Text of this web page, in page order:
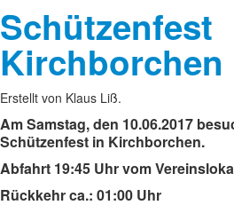
Schützenfest
Kirchborchen
Erstellt von Klaus Liß.
Am Samstag, den 10.06.2017
Schützenfest in Kirchborchen.
Abfahrt 19:45 Uhr vom
Rückkehr ca.: 01:00 Uhr